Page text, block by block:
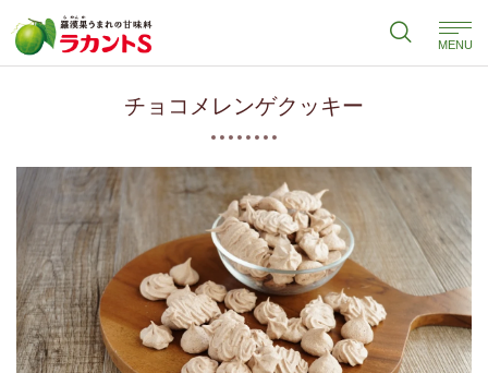
MENU
チョコメレンゲクッキー